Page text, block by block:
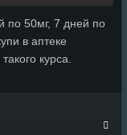
по 50мг, 7 дней по
в аптеке
курса.